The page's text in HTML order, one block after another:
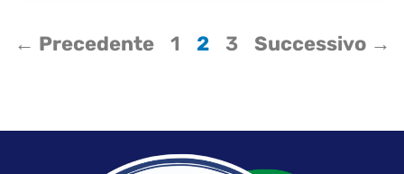
← Precedente 1 2 3 Successivo →